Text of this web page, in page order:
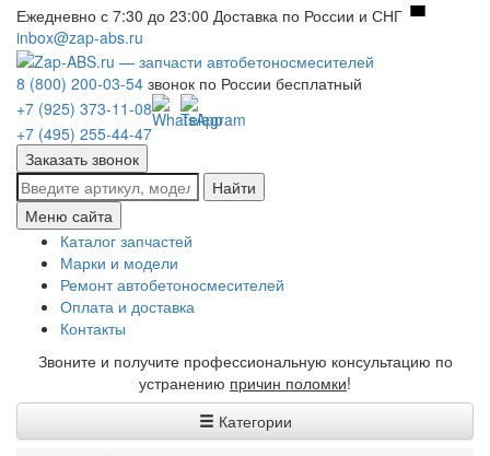
Ежедневно с 7:30 до 23:00 Доставка по России и СНГ
inbox@zap-abs.ru
8 (800) 200-03-54 звонок по России бесплатный
+7 (925) 373-11-08
+7 (495) 255-44-47
Заказать звонок
Найти
Меню сайта
Каталог запчастей
Марки и модели
Ремонт автобетоносмесителей
Оплата и доставка
Контакты
Звоните и получите профессиональную консультацию по
устранению причин поломки!
Категории